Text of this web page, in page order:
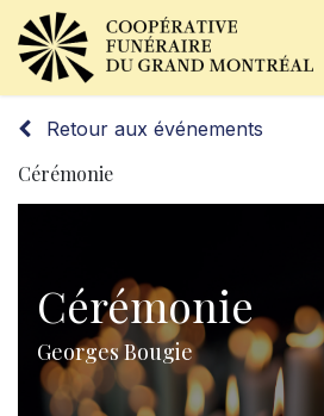
Retour aux événements
Cérémonie
Cérémonie
Georges Bougie